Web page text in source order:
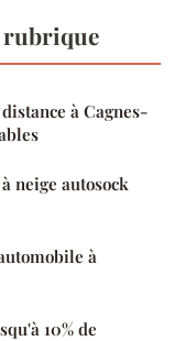
rubrique
à Cagnes-
neige autosock
à
10% de